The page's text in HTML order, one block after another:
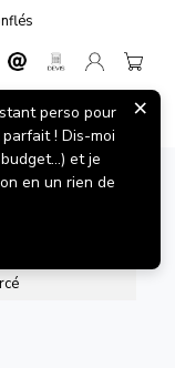
Raptors
Toronto Raptors
Raptors
perso pour
! Dis-moi
et je
en un rien de
×